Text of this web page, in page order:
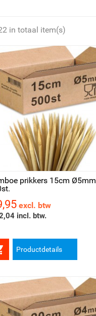
in totaal item(s)
prikkers 15cm Ø5mm
excl. btw
incl. btw.
Productdetails